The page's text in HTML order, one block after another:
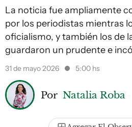
La noticia fue ampliamente
por los periodistas mientras
oficialismo, y también los de
guardaron un prudente e
31 de mayo 2026 5:00 hs
Por Natalia Roba